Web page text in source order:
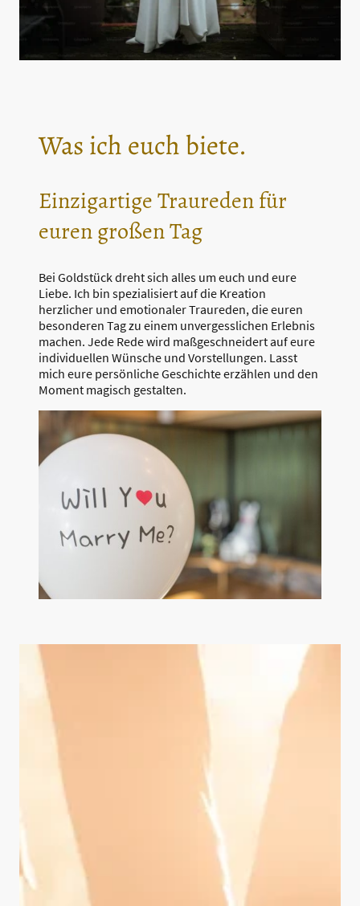
Was ich euch biete.
Einzigartige Traureden für
euren großen Tag
Bei Goldstück dreht sich alles um euch und eure
Liebe. Ich bin spezialisiert auf die Kreation
herzlicher und emotionaler Traureden, die euren
besonderen Tag zu einem unvergesslichen Erlebnis
machen. Jede Rede wird maßgeschneidert auf eure
individuellen Wünsche und Vorstellungen. Lasst
mich eure persönliche Geschichte erzählen und den
Moment magisch gestalten.